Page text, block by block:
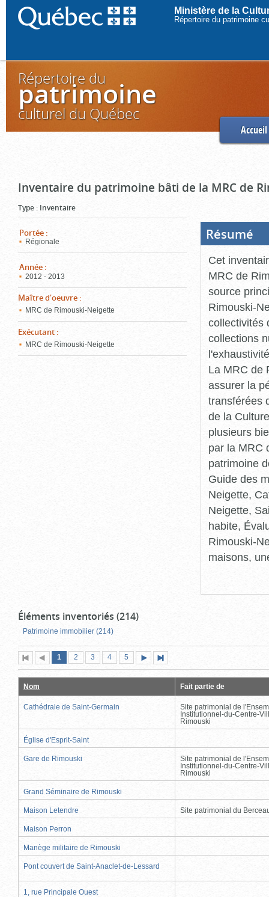
Ministère de la
Répertoire du patrimoine
Répertoire du
patrimoine
culturel du Québec
Accueil
Inventaire du patrimoine bâti de la MRC de
Type : Inventaire
Portée :
Régionale
Année :
2012 - 2013
Maître d'oeuvre :
MRC de Rimouski-Neigette
Exécutant :
MRC de Rimouski-Neigette
Résumé
Cet
MRC de
source
Rimouski-
collectivités
collections
La MRC de
assurer la
transférées
de la
plusieurs
par la MRC
patrimoine
Guide des
Neigette,
Neigette,
habite,
Rimouski-
maisons,
Éléments inventoriés (214)
Patrimoine immobilier (214)
Première
page
Page
précédente
Page
1 (page
actuelle)
Page
2 Page
3 Page
4 Page
5
suivante
page
Nom Fait partie de
Cathédrale de Saint-Germain
Site patrimonial de
Institutionnel-du-Centre-
Rimouski
Église d'Esprit-Saint
Gare de Rimouski
Site patrimonial de
Institutionnel-du-Centre-
Rimouski
Grand Séminaire de Rimouski
Maison Letendre Site patrimonial du
Maison Perron
Manège militaire de Rimouski
Pont couvert de Saint-Anaclet-de-Lessard
1, rue Principale Ouest